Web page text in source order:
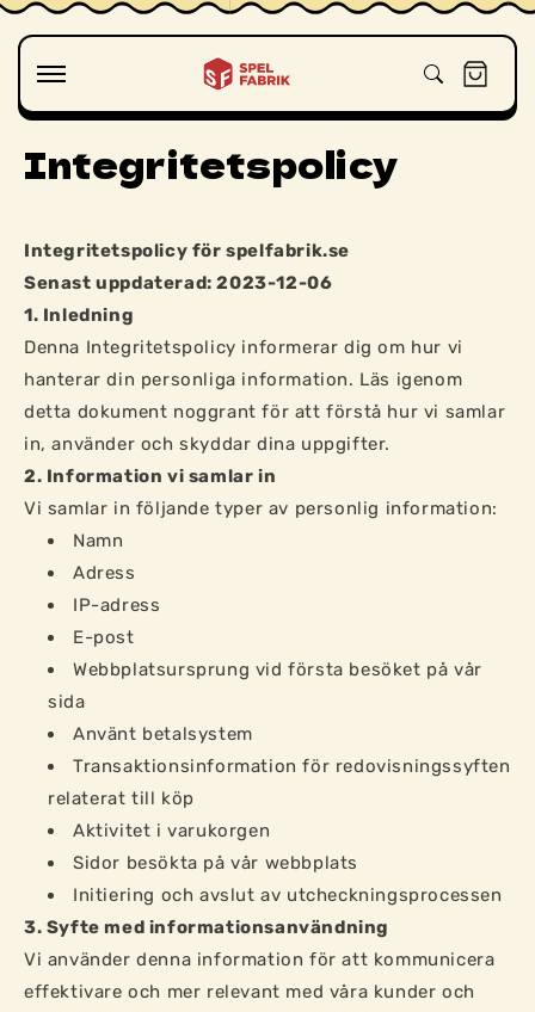
vidare
till
Varukorg
Integritetspolicy
Integritetspolicy för spelfabrik.se
Senast uppdaterad: 2023-12-06
1. Inledning
Denna Integritetspolicy informerar dig om hur vi
hanterar din personliga information. Läs igenom
detta dokument noggrant för att förstå hur vi samlar
in, använder och skyddar dina uppgifter.
2. Information vi samlar in
Vi samlar in följande typer av personlig information:
Namn
Adress
IP-adress
E-post
Webbplatsursprung vid första besöket på vår
sida
Använt betalsystem
Transaktionsinformation för redovisningssyften
relaterat till köp
Aktivitet i varukorgen
Sidor besökta på vår webbplats
Initiering och avslut av utcheckningsprocessen
3. Syfte med informationsanvändning
Vi använder denna information för att kommunicera
effektivare och mer relevant med våra kunder och